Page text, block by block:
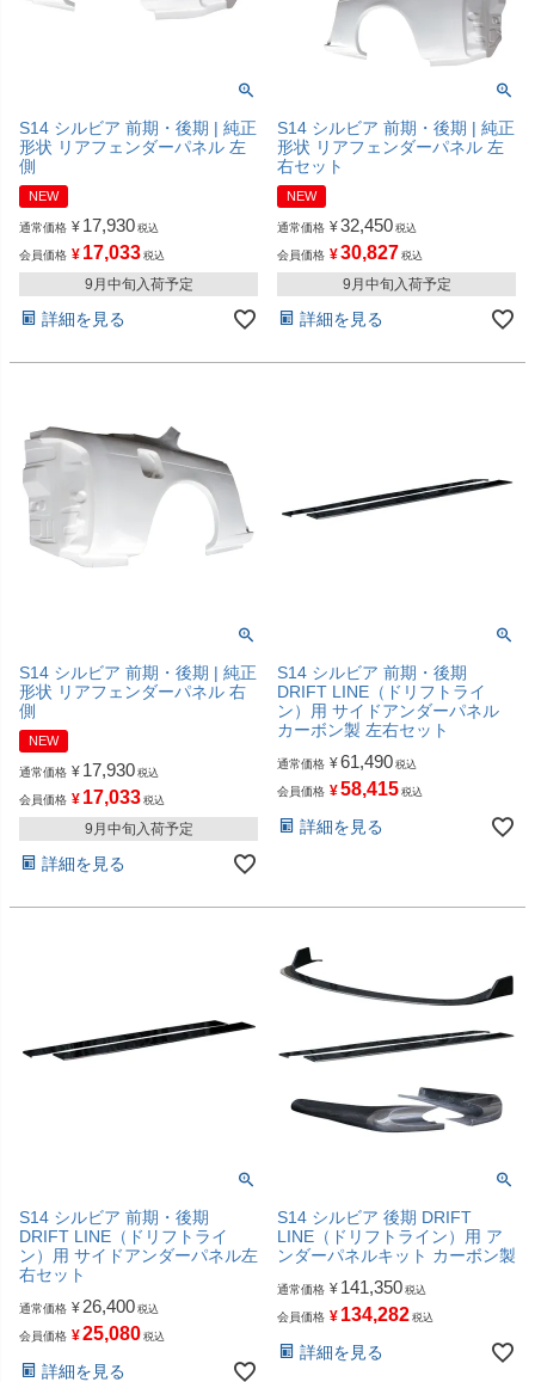
S14 シルビア 前期・後期 | 純正
形状 リアフェンダーパネル 左
側
NEW
通常価格 ¥ 17,930 税込
会員価格 ¥ 17,033 税込
9月中旬入荷予定
詳細を見る
S14 シルビア 前期・後期 | 純正
形状 リアフェンダーパネル 左
右セット
NEW
通常価格 ¥32,450 税込
会員価格 ¥30,827 税込
9月中旬入荷予定
詳細を見る
S14 シルビア 前期・後期 | 純正
形状 リアフェンダーパネル 右
側
NEW
通常価格 ¥ 17,930 税込
会員価格 ¥ 17,033 税込
9月中旬入荷予定
詳細を見る
S14 シルビア 前期・後期
DRIFT LINE（ドリフトライ
ン）用 サイドアンダーパネル
カーボン製 左右セット
通常価格 ¥61,490 税込
会員価格 ¥58,415 税込
詳細を見る
S14 シルビア 前期・後期
DRIFT LINE（ドリフトライ
ン）用 サイドアンダーパネル左
右セット
通常価格 ¥ 26,400 税込
会員価格 ¥25,080 税込
詳細を見る
S14 シルビア 後期 DRIFT
LINE（ドリフトライン）用 ア
ンダーパネルキット カーボン製
通常価格 ¥ 141,350 税込
会員価格 ¥ 134,282 税込
詳細を見る